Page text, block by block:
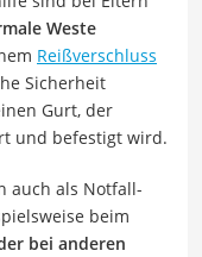
Weste
Reißverschluss
Sicherheit
Gurt, der
und befestigt wird.
auch als Notfall-
beim
bei anderen